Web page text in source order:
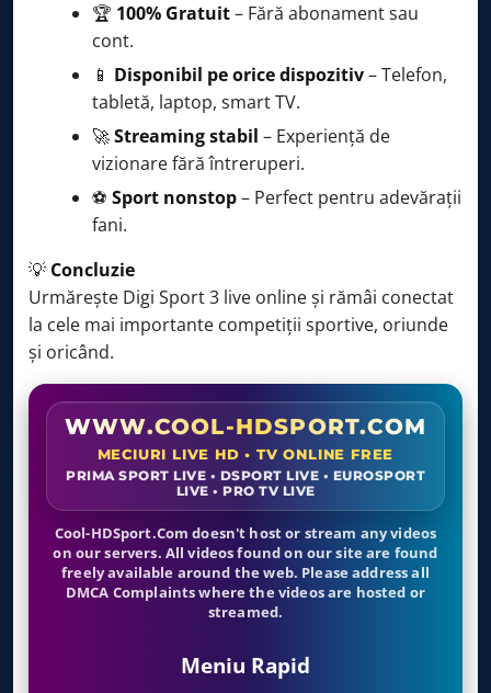
🏆 100% Gratuit– Fără abonament sau
cont.
📱 Disponibil pe orice dispozitiv– Telefon,
tabletă, laptop, smart TV.
🚀Streaming stabil – Experiență de
vizionare fără întreruperi.
⚽ Sport nonstop– Perfect pentru adevărații
fani.
💡 Concluzie
Urmărește Digi Sport 3 live online și rămâi conectat
la cele mai importante competiții sportive, oriunde
și oricând.
WWW.COOL-HDSPORT.COM
MECIURI LIVE HD • TV ONLINE FREE
PRIMA SPORT LIVE • DSPORT LIVE • EUROSPORT
LIVE • PRO TV LIVE
Cool-HDSport.Com doesn't host or stream any videos
on our servers. All videos found on our site are found
freely available around the web. Please address all
DMCA Complaints where the videos are hosted or
streamed.
Meniu Rapid